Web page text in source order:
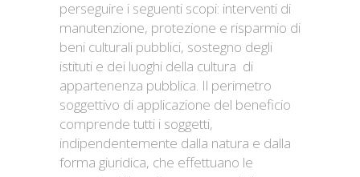
perseguire i seguenti scopi: interventi di
manutenzione, protezione e risparmio di
beni culturali pubblici, sostegno degli
istituti e dei luoghi della cultura di
appartenenza pubblica. Il perimetro
soggettivo di applicazione del beneficio
comprende tutti i soggetti,
indipendentemente dalla natura e dalla
forma giuridica, che effettuano le